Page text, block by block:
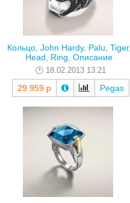
Кольцо, John Hardy, Palu, Tiger,
Head, Ring, Описание
18.02.2013 13:21
29 959 р Pegas